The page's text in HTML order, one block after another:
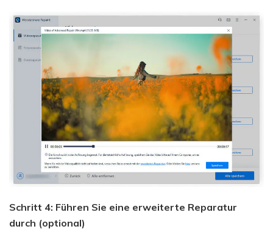
Schritt 4: Führen Sie eine erweiterte Reparatur
durch (optional)